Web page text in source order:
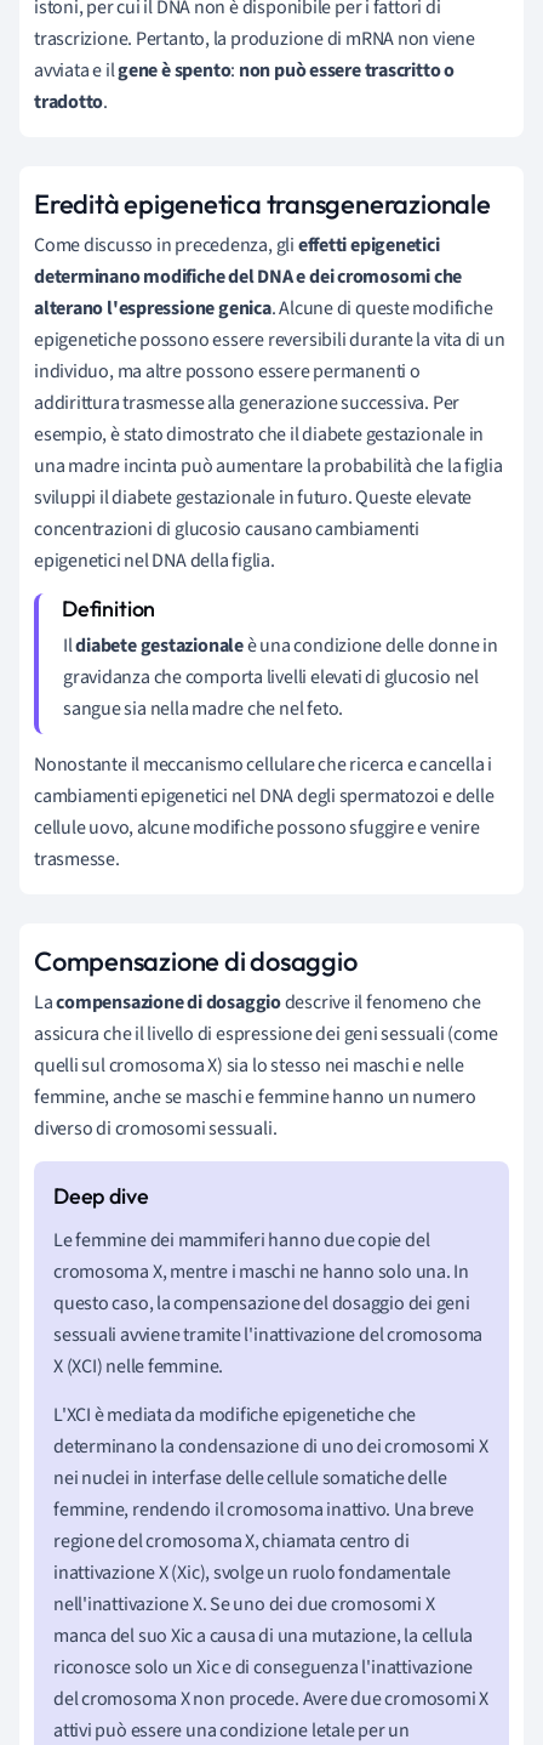
istoni, per cui il DNA non è disponibile per i fattori di
trascrizione. Pertanto, la produzione di mRNA non viene
avviata e ilgene è spento: non può essere trascritto o
tradotto.
Eredità epigenetica transgenerazionale
Come discusso in precedenza, glieffetti epigenetici
determinano modifiche del DNA e dei cromosomi che
alterano l'espressione genica. Alcune di queste modifiche
epigenetiche possono essere reversibili durante la vita di un
individuo, ma altre possono essere permanenti o
addirittura trasmesse alla generazione successiva. Per
esempio, è stato dimostrato che il diabete gestazionale in
una madre incinta può aumentare la probabilità che la figlia
sviluppi il diabete gestazionale in futuro. Queste elevate
concentrazioni di glucosio causano cambiamenti
epigenetici nel DNA della figlia.
Ildiabete gestazionaleè una condizione delle donne in
gravidanza che comporta livelli elevati di glucosio nel
sangue sia nella madre che nel feto.
Nonostante il meccanismo cellulare che ricerca e cancella i
cambiamenti epigenetici nel DNA degli spermatozoi e delle
cellule uovo, alcune modifiche possono sfuggire e venire
trasmesse.
Compensazione di dosaggio
Lacompensazione di dosaggiodescrive il fenomeno che
assicura che il livello di espressione dei geni sessuali (come
quelli sul cromosoma X) sia lo stesso nei maschi e nelle
femmine, anche se maschi e femmine hanno un numero
diverso di cromosomi sessuali.
Le femmine dei mammiferi hanno due copie del
cromosoma X, mentre i maschi ne hanno solo una. In
questo caso, la compensazione del dosaggio dei geni
sessuali avviene tramite l'inattivazione del cromosoma
X (XCI) nelle femmine.
L'XCI è mediata da modifiche epigenetiche che
determinano la condensazione di uno dei cromosomi X
nei nuclei in interfase delle cellule somatiche delle
femmine, rendendo il cromosoma inattivo. Una breve
regione del cromosoma X, chiamata centro di
inattivazione X (Xic), svolge un ruolo fondamentale
nell'inattivazione X. Se uno dei due cromosomi X
manca del suo Xic a causa di una mutazione, la cellula
riconosce solo un Xic e di conseguenza l'inattivazione
del cromosoma X non procede. Avere due cromosomi X
attivi può essere una condizione letale per un